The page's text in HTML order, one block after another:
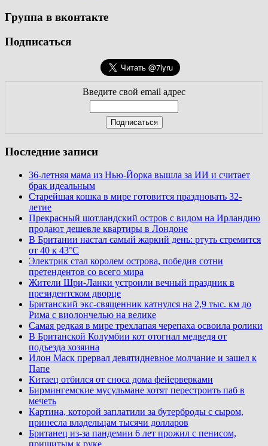
Группа в вконтакте
Подписаться
Введите свой email адрес
Последние записи
36-летняя мама из Нью-Йорка вышла за ИИ и считает
брак идеальным
Старейшая кошка в мире готовится праздновать 32-
летие
Прекрасный шотландский остров с видом на Ирландию
продают дешевле квартиры в Лондоне
В Британии настал самый жаркий день: ртуть стремится
от 40 к 43°C
Электрик стал королем острова, победив сотни
претендентов со всего мира
Жители Шри-Ланки устроили вечный праздник в
президентском дворце
Британский экс-священник катнулся на 2,9 тыс. км до
Рима с виолончелью на велике
Самая редкая в мире трехлапая черепаха освоила ролики
В Британской Колумбии кот отогнал медведя от
подъезда хозяина
Илон Маск прервал девятидневное молчание и зашел к
Папе
Китаец отбился от сноса дома фейерверками
Бирмингемские мусульмане хотят перестроить паб в
мечеть
Картина, которой заплатили за бутерброды с сыром,
принесла владельцам тысячи долларов
Британец из-за пандемии 6 лет прожил с пенисом,
пришитым к руке